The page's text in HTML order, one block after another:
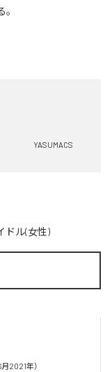
YASUMACS
ドル(女性)
2021年）